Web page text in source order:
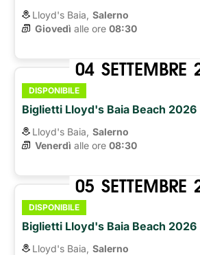
Lloyd's Baia, Salerno
Giovedì alle ore 08:30
04 SETTEMBRE
DISPONIBILE
Biglietti Lloyd's Baia Beach 2026
Lloyd's Baia, Salerno
Venerdì alle ore 08:30
05 SETTEMBRE
DISPONIBILE
Biglietti Lloyd's Baia Beach 2026
Lloyd's Baia, Salerno